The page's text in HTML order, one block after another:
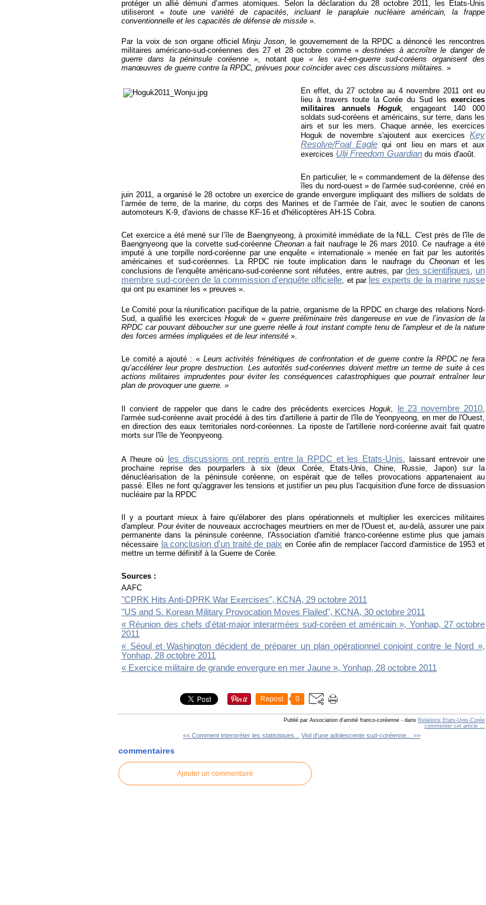
protéger un allié démuni d’armes atomiques. Selon la déclaration du 28 octobre 2011, les Etats-Unis
utiliseront « toute une variété de capacités, incluant le parapluie nucléaire américain, la frappe
conventionnelle et les capacités de défense de missile ».
Par la voix de son organe officielMinju Joson, le gouvernement de la RPDC a dénoncé les rencontres
militaires américano-sud-coréennes des 27 et 28 octobre comme «destinées à accroître le danger de
guerre dans la péninsule coréenne », notant que« les va-t-en-guerre sud-coréens organisent des
manœuvres de guerre contre la RPDC, prévues pour coïncider avec ces discussions militaires. »
En effet, du 27 octobre au 4 novembre 2011 ont eu
lieu à travers toute la Corée du Sud les exercices
militaires annuels
Hoguk, engageant 140 000
soldats sud-coréens et américains, sur terre, dans les
airs et sur les mers. Chaque année, les exercices
Hoguk de novembre s'ajoutent aux exercices Key
Resolve/Foal Eaglequi ont lieu en mars et aux
exercices Ulji Freedom Guardian du mois d'août.
En particulier, le « commandement de la défense des
îles du nord-ouest » de l'armée sud-coréenne, créé en
juin 2011, a organisé le 28 octobre un exercice de grande envergure impliquant des milliers de soldats de
l’armée de terre, de la marine, du corps des Marines et de l’armée de l’air, avec le soutien de canons
automoteurs K-9, d'avions de chasse KF-16 et d'hélicoptères AH-1S Cobra.
Cet exercice a été mené sur l’île de Baengnyeong, à proximité immédiate de la NLL. C'est près de l'île de
Baengnyeong que la corvette sud-coréenne Cheonana fait naufrage le 26 mars 2010. Ce naufrage a été
imputé à une torpille nord-coréenne par une enquête « internationale » menée en fait par les autorités
américaines et sud-coréennes. La RPDC nie toute implication dans le naufrage du Cheonanet les
conclusions de l'enquête américano-sud-coréenne sont réfutées, entre autres, par des scientifiques, un
membre sud-coréen de la commission d'enquête officielle, et par les experts de la marine russe
qui ont pu examiner les « preuves ».
Le Comité pour la réunification pacifique de la patrie, organisme de la RPDC en charge des relations Nord-
Sud, a qualifié les exercices Hoguk de «guerre préliminaire très dangereuse en vue de l’invasion de la
RPDC car pouvant déboucher sur une guerre réelle à tout instant compte tenu de l'ampleur et de la nature
des forces armées impliquées et de leur intensité ».
Le comité a ajouté : « Leurs activités frénétiques de confrontation et de guerre contre la RPDC ne fera
qu’accélérer leur propre destruction. Les autorités sud-coréennes doivent mettre un terme de suite à ces
actions militaires imprudentes pour éviter les conséquences catastrophiques que pourrait entraîner leur
plan de provoquer une guerre. »
Il convient de rappeler que dans le cadre des précédents exercices Hoguk, le 23 novembre 2010,
l'armée sud-coréenne avait procédé à des tirs d'artillerie à partir de l'île de Yeonpyeong, en mer de l'Ouest,
en direction des eaux territoriales nord-coréennes. La riposte de l'artillerie nord-coréenne avait fait quatre
morts sur l'île de Yeonpyeong.
A l'heure où les discussions ont repris entre la RPDC et les Etats-Unis, laissant entrevoir une
prochaine reprise des pourparlers à six (deux Corée, Etats-Unis, Chine, Russie, Japon) sur la
dénucléarisation de la péninsule coréenne, on espérait que de telles provocations appartenaient au
passé. Elles ne font qu'aggraver les tensions et justifier un peu plus l'acquisition d'une force de dissuasion
nucléaire par la RPDC
Il y a pourtant mieux à faire qu'élaborer des plans opérationnels et multiplier les exercices militaires
d'ampleur. Pour éviter de nouveaux accrochages meurtriers en mer de l'Ouest et, au-delà, assurer une paix
permanente dans la péninsule coréenne, l'Association d'amitié franco-coréenne estime plus que jamais
nécessaire la conclusion d'un traité de paix en Corée afin de remplacer l'accord d'armistice de 1953 et
mettre un terme définitif à la Guerre de Corée.
Sources :
AAFC
"CPRK Hits Anti-DPRK War Exercises", KCNA, 29 octobre 2011
"US and S. Korean Military Provocation Moves Flailed", KCNA, 30 octobre 2011
« Réunion des chefs d'état-major interarmées sud-coréen et américain », Yonhap, 27 octobre
2011
« Séoul et Washington décident de préparer un plan opérationnel conjoint contre le Nord »,
Yonhap, 28 octobre 2011
« Exercice militaire de grande envergure en mer Jaune », Yonhap, 28 octobre 2011
Repost 0
Publié par Association d'amitié franco-coréenne - dans Relations Etats-Unis-Corée
commenter cet article …
<< Comment interpréter les statistiques... Viol d'une adolescente sud-coréenne... >>
commentaires
Ajouter un commentaire